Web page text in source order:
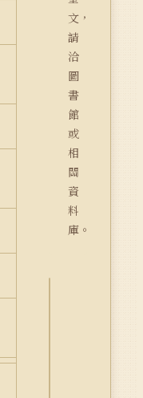
文，
請
洽
圖
書
館
或
相
關
資
料
庫。